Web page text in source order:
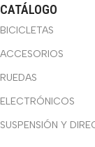
CATÁLOGO
BICICLETAS
ACCESORIOS
RUEDAS
ELECTRÓNICOS
SUSPENSIÓN Y